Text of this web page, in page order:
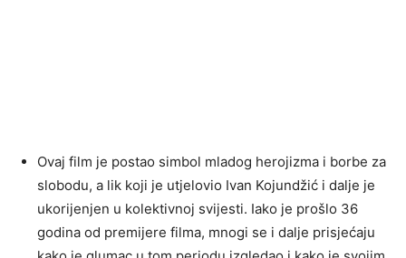
Ovaj film je postao simbol mladog herojizma i borbe za
slobodu, a lik koji je utjelovio Ivan Kojundžić i dalje je
ukorijenjen u kolektivnoj svijesti. Iako je prošlo 36
godina od premijere filma, mnogi se i dalje prisjećaju